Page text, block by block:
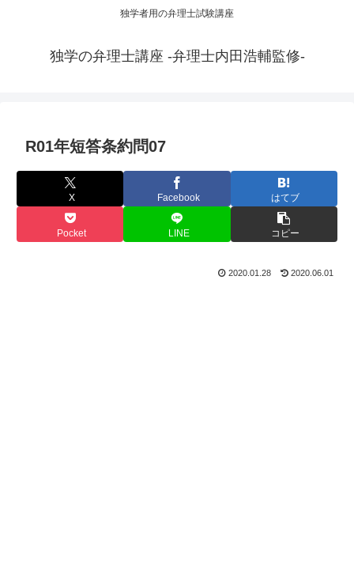
独学者用の弁理士試験講座
独学の弁理士講座 -弁理士内田浩輔監修-
R01年短答条約問07
X Facebook はてブ
Pocket LINE コピー
2020.01.28 2020.06.01